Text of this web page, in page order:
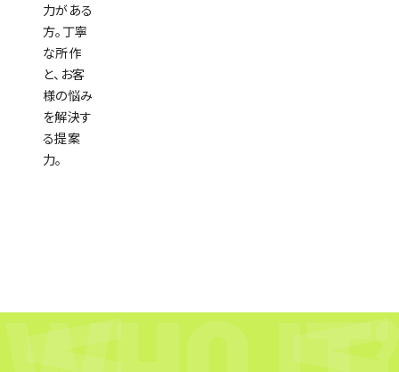
力がある
方。丁寧
な所作
と、お客
様の悩み
を解決す
る提案
力。